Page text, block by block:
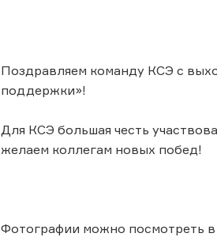
Поздравляем команду КСЭ с
поддержки»!
Для КСЭ большая честь
желаем коллегам новых побед!
Фотографии можно посмотреть в